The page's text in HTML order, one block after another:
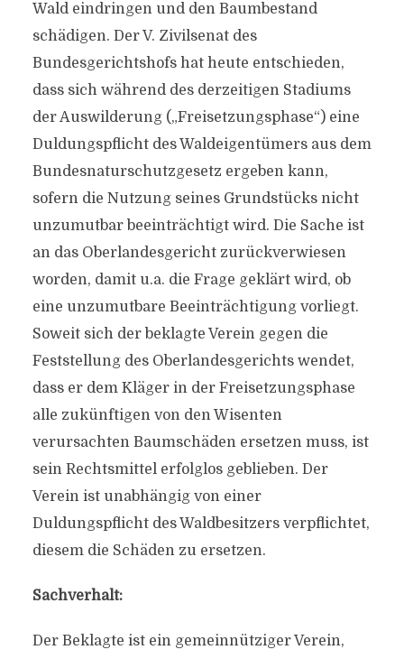
Wald eindringen und den Baumbestand
schädigen. Der V. Zivilsenat des
Bundesgerichtshofs hat heute entschieden,
dass sich während des derzeitigen Stadiums
der Auswilderung („Freisetzungsphase“) eine
Duldungspflicht des Waldeigentümers aus dem
Bundesnaturschutzgesetz ergeben kann,
sofern die Nutzung seines Grundstücks nicht
unzumutbar beeinträchtigt wird. Die Sache ist
an das Oberlandesgericht zurückverwiesen
worden, damit u.a. die Frage geklärt wird, ob
eine unzumutbare Beeinträchtigung vorliegt.
Soweit sich der beklagte Verein gegen die
Feststellung des Oberlandesgerichts wendet,
dass er dem Kläger in der Freisetzungsphase
alle zukünftigen von den Wisenten
verursachten Baumschäden ersetzen muss, ist
sein Rechtsmittel erfolglos geblieben. Der
Verein ist unabhängig von einer
Duldungspflicht des Waldbesitzers verpflichtet,
diesem die Schäden zu ersetzen.
Sachverhalt:
Der Beklagte ist ein gemeinnütziger Verein,